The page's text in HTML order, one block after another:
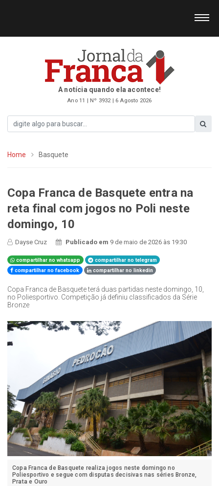
A notícia quando ela acontece!
Ano 11 | Nº 3932 | 6 Agosto 2026
Home Basquete
Copa Franca de Basquete entra na
reta final com jogos no Poli neste
domingo, 10
Dayse Cruz Publicado em 9 de maio de 2026 às 19:30
compartilhar no whatsapp
compartilhar no telegram
compartilhar no facebook
compartilhar no linkedin
Copa Franca de Basquete terá duas partidas neste domingo, 10,
no Poliesportivo. Competição já definiu classificados da Série
Bronze
Copa Franca de Basquete realiza jogos neste domingo no
Poliesportivo e segue com disputas decisivas nas séries Bronze,
Prata e Ouro